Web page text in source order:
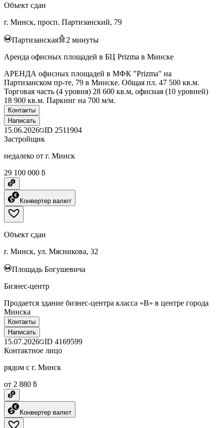
Объект сдан
г. Минск, просп. Партизанский, 79
Партизанская 2 минуты
Аренда офисных площадей в БЦ Prizma в Минске
АРЕНДА офисных площадей в МФК "Prizma" на
Партизанском пр-те, 79 в Минске. Общая пл. 47 500 кв.м.
Торговая часть (4 уровня) 28 600 кв.м, офисная (10 уровней)
18 900 кв.м. Паркинг на 700 м/м.
Контакты
Написать
15.06.2026 ID 2511904
Застройщик
недалеко от г. Минск
29 100 000 ƃ
Конвертер валют
Объект сдан
г. Минск, ул. Мясникова, 32
Площадь Богушевича
Бизнес-центр
Пpодaeтcя здание бизнес-центра класса «B» в центpe гopoдa
Mинска
Контакты
Написать
15.07.2026 ID 4169599
Контактное лицо
рядом с г. Минск
от 2 880 ƃ
Конвертер валют